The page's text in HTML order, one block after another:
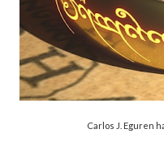
Carlos J. Eguren